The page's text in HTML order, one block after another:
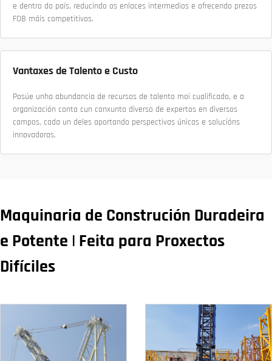
e dentro do país, reducindo os enlaces intermedios e ofrecendo prezos
FOB máis competitivos.
Vantaxes de Talento e Custo
Posúe unha abundancia de recursos de talento moi cualificado, e a
organización conta cun conxunto diverso de expertos en diversos
campos, cada un deles aportando perspectivas únicas e solucións
innovadoras.
Maquinaria de Construción Duradeira
e Potente | Feita para Proxectos
Difíciles